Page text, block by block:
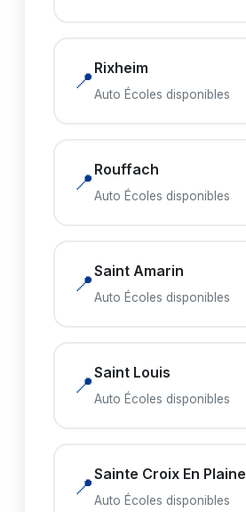
📍 Rixheim
Auto Écoles disponibles
📍 Rouffach
Auto Écoles disponibles
📍Saint Amarin
Auto Écoles disponibles
📍Saint Louis
Auto Écoles disponibles
📍Sainte Croix En Plaine
Auto Écoles disponibles